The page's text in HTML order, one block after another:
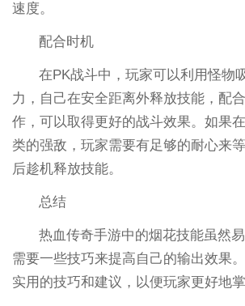
速度。
配合时机
在PK战斗中，玩家可以利用怪物
力，自己在安全距离外释放技能，配
作，可以取得更好的战斗效果。如果
类的强敌，玩家需要有足够的耐心来
后趁机释放技能。
总结
热血传奇手游中的烟花技能虽然
需要一些技巧来提高自己的输出效果
实用的技巧和建议，以便玩家更好地掌